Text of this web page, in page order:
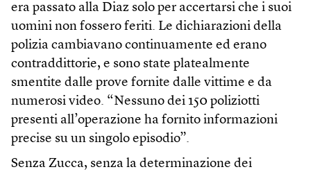
era passato alla Diaz solo per accertarsi che i suoi
uomini non fossero feriti. Le dichiarazioni della
polizia cambiavano continuamente ed erano
contraddittorie, e sono state platealmente
smentite dalle prove fornite dalle vittime e da
numerosi video. “Nessuno dei 150 poliziotti
presenti all’operazione ha fornito informazioni
precise su un singolo episodio”.
Senza Zucca, senza la determinazione dei